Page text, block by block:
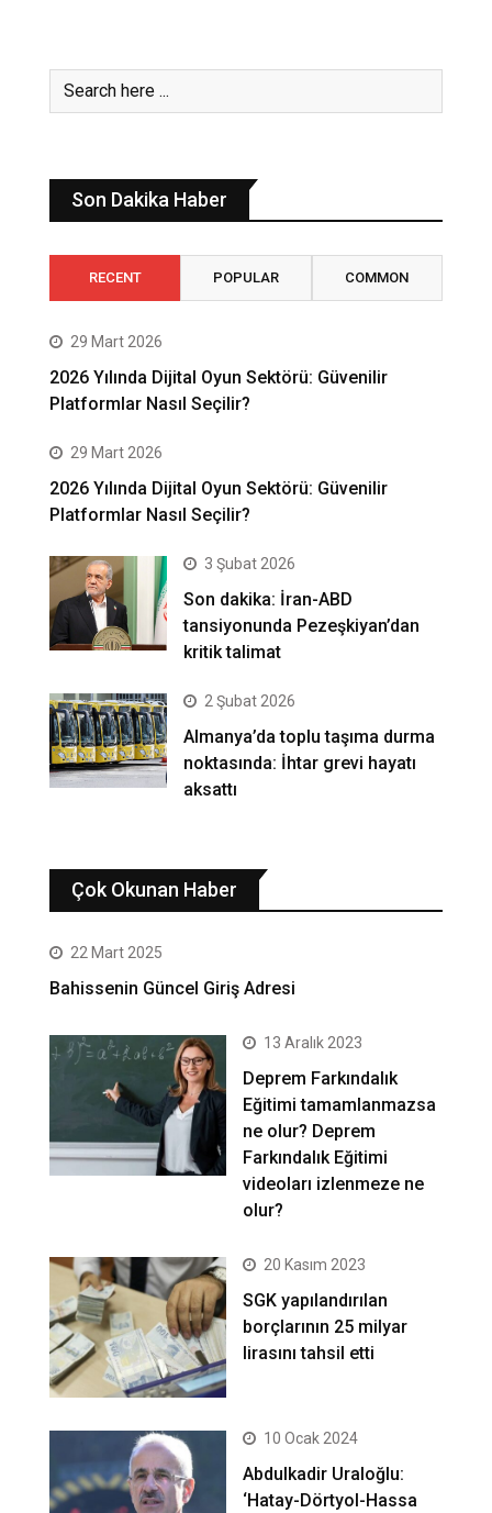
Son Dakika Haber
RECENT POPULAR COMMON
29 Mart 2026
2026 Yılında Dijital Oyun Sektörü: Güvenilir
Platformlar Nasıl Seçilir?
29 Mart 2026
2026 Yılında Dijital Oyun Sektörü: Güvenilir
Platformlar Nasıl Seçilir?
3 Şubat 2026
Son dakika: İran-ABD
tansiyonunda Pezeşkiyan’dan
kritik talimat
2 Şubat 2026
Almanya’da toplu taşıma durma
noktasında: İhtar grevi hayatı
aksattı
Çok Okunan Haber
22 Mart 2025
Bahissenin Güncel Giriş Adresi
13 Aralık 2023
Deprem Farkındalık
Eğitimi tamamlanmazsa
ne olur? Deprem
Farkındalık Eğitimi
videoları izlenmeze ne
olur?
20 Kasım 2023
SGK yapılandırılan
borçlarının 25 milyar
lirasını tahsil etti
10 Ocak 2024
Abdulkadir Uraloğlu:
‘Hatay-Dörtyol-Hassa